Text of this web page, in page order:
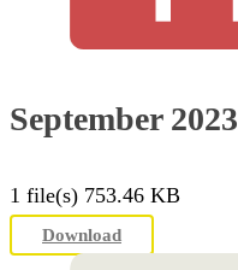
September 2023
1 file(s) 753.46 KB
Download